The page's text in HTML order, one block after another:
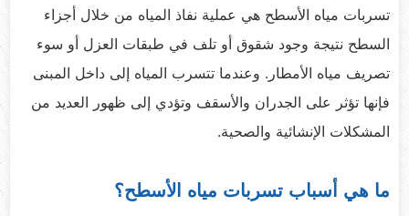
تسربات مياه الأسطح هي عملية نفاذ المياه من خلال أجزاء
السطح نتيجة وجود شقوق أو تلف في طبقات العزل أو سوء
تصريف مياه الأمطار. وعندما تتسرب المياه إلى داخل المبنى
فإنها تؤثر على الجدران والأسقف وتؤدي إلى ظهور العديد من
المشكلات الإنشائية والصحية.
ما هي أسباب تسربات مياه الأسطح؟